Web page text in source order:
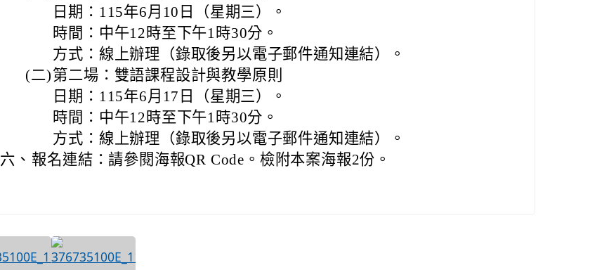
日期：115年6月10日（星期三）。
時間：中午12時至下午1時30分。
方式：線上辦理（錄取後另以電子郵件通知連結）。
(二)第二場：雙語課程設計與教學原則
日期：115年6月17日（星期三）。
時間：中午12時至下午1時30分。
方式：線上辦理（錄取後另以電子郵件通知連結）。
六、 報名連結：請參閱海報QR Code。檢附本案海報2份。